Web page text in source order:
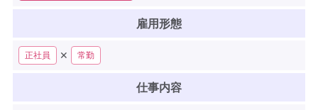
雇用形態
正社員 ✕ 常勤
仕事内容